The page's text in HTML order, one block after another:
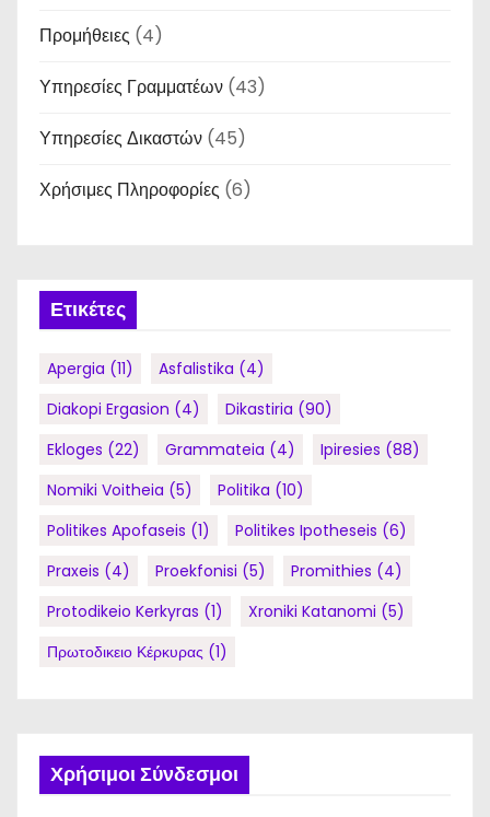
ρ
ν
Προμήθειες (4)
Υπηρεσίες Γραμματέων (43)
Υπηρεσίες Δικαστών (45)
Χρήσιμες Πληροφορίες (6)
Ετικέτες
Apergia (11) Asfalistika (4)
Diakopi Ergasion (4) Dikastiria (90)
Ekloges (22) Grammateia (4) Ipiresies (88)
Nomiki Voitheia (5) Politika (10)
Politikes Apofaseis (1) Politikes Ipotheseis (6)
Praxeis (4) Proekfonisi (5) Promithies (4)
Protodikeio Kerkyras (1) Xroniki Katanomi (5)
Πρωτοδικειο Κέρκυρας (1)
Χρήσιμοι Σύνδεσμοι